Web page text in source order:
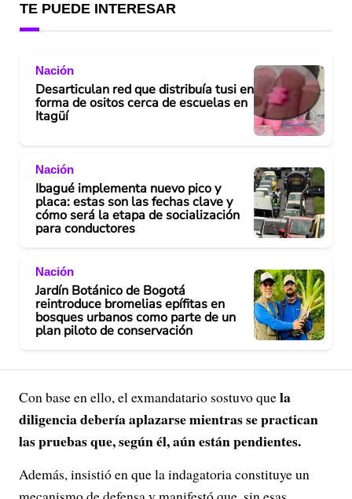
d
o
TE PUEDE INTERESAR
Nación
Desarticulan red que distribuía tusi en
forma de ositos cerca de escuelas en
Itagüí
Nación
Ibagué implementa nuevo pico y
placa: estas son las fechas clave y
cómo será la etapa de socialización
para conductores
Nación
Jardín Botánico de Bogotá
reintroduce bromelias epífitas en
bosques urbanos como parte de un
plan piloto de conservación
Con base en ello, el exmandatario sostuvo quela
diligencia debería aplazarse mientras se practican
las pruebas que, según él, aún están pendientes.
Además, insistió en que la indagatoria constituye un